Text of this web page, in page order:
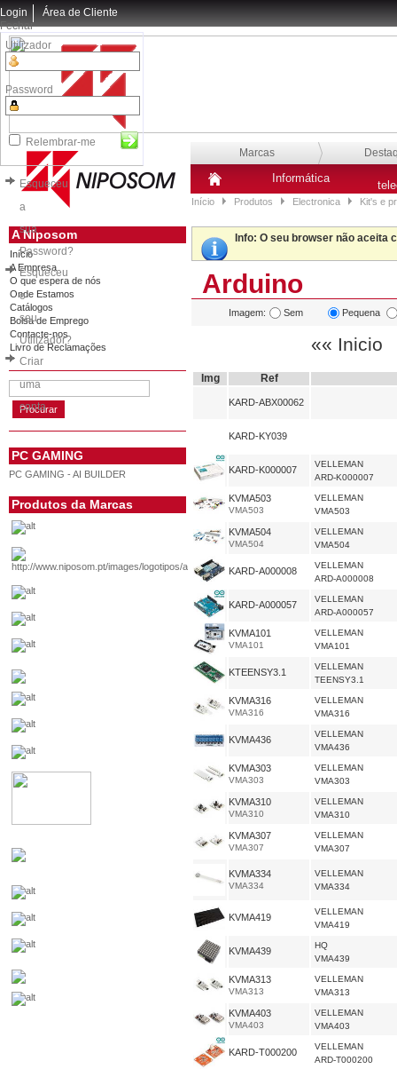
Login
Fechar
Utilizador
Password
Relembrar-me
Esqueceu
a
sua
Password?
Esqueceu
o
seu
Utilizador?
Criar
uma
conta
Área de Cliente
Marcas
Informática
Início Produtos Electronica Kit's e
A Niposom
Início
A Empresa
O que espera de nós
Onde Estamos
Catálogos
Bolsa de Emprego
Contacte-nos
Livro de Reclamações
PC GAMING
PC GAMING - AI BUILDER
Produtos da Marcas
Info: O seu browser não aceita
Arduino
Imagem: Sem Pequena
«« Inicio
Img Ref
KARD-ABX00062
KARD-KY039
KARD-K000007
VELLEMAN
ARD-K000007
KVMA503
VMA503
VELLEMAN
VMA503
KVMA504
VMA504
VELLEMAN
VMA504
KARD-A000008
VELLEMAN
ARD-A000008
KARD-A000057
VELLEMAN
ARD-A000057
KVMA101
VMA101
VELLEMAN
VMA101
KTEENSY3.1
VELLEMAN
TEENSY3.1
KVMA316
VMA316
VELLEMAN
VMA316
KVMA436
VELLEMAN
VMA436
KVMA303
VMA303
VELLEMAN
VMA303
KVMA310
VMA310
VELLEMAN
VMA310
KVMA307
VMA307
VELLEMAN
VMA307
KVMA334
VMA334
VELLEMAN
VMA334
KVMA419
VELLEMAN
VMA419
KVMA439
HQ
VMA439
KVMA313
VMA313
VELLEMAN
VMA313
KVMA403
VMA403
VELLEMAN
VMA403
KARD-T000200
VELLEMAN
ARD-T000200